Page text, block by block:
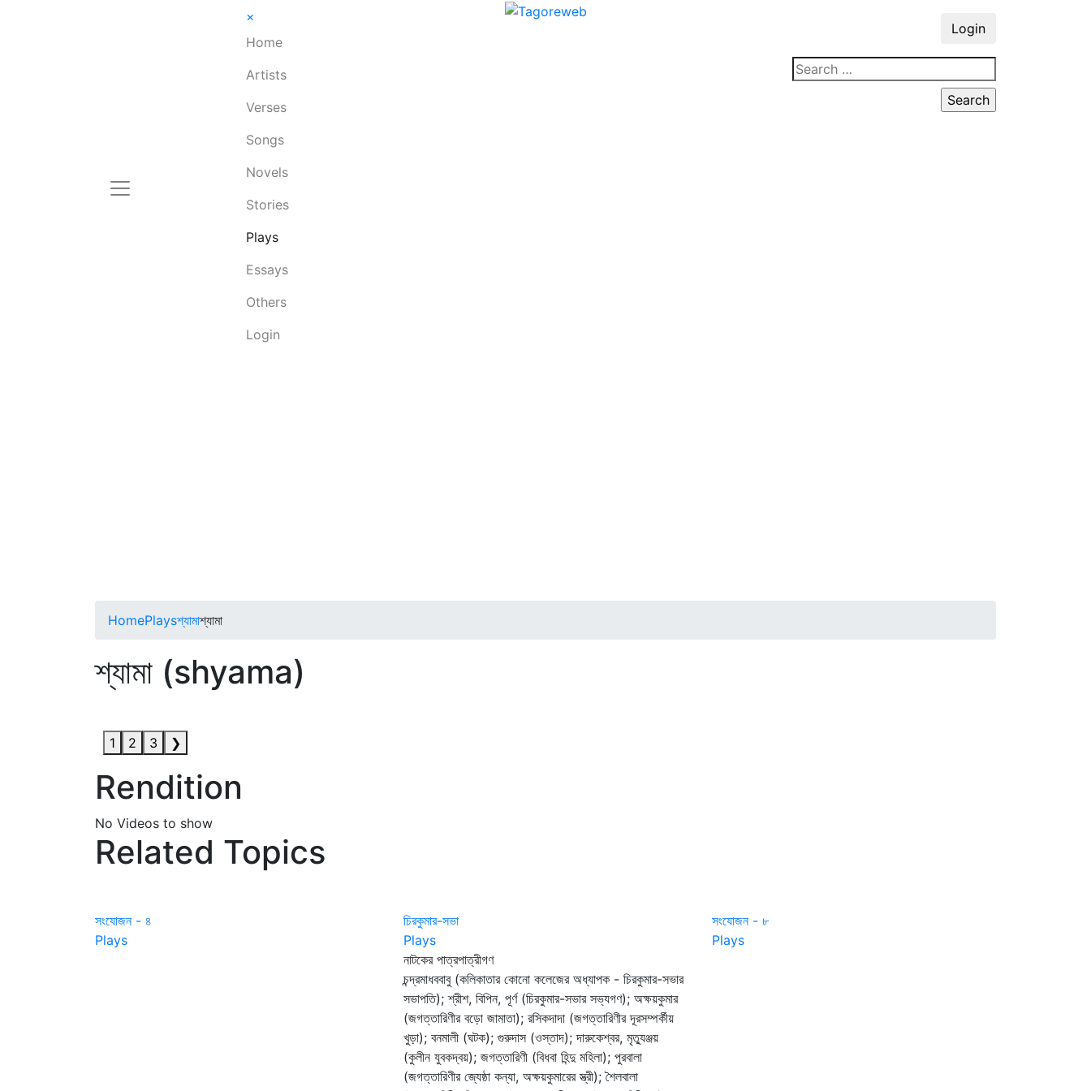
×
Home
Artists
Verses
Songs
Novels
Stories
Plays
Essays
Others
Login
Login
HomePlaysশ্যামাশ্যামা
শ্যামা (shyama)
1 2 3 ❯
Rendition
No Videos to show
Related Topics
সংযোজন - ৪
Plays
চিরকুমার-সভা
Plays
নাটকের পাত্রপাত্রীগণ
চন্দ্রমাধববাবু (কলিকাতার কোনো কলেজের অধ্যাপক - চিরকুমার-সভার
সভাপতি); শ্রীশ, বিপিন, পূর্ণ (চিরকুমার-সভার সভ্যগণ); অক্ষয়কুমার
(জগত্তারিণীর বড়ো জামাতা); রসিকদাদা (জগত্তারিণীর দূরসম্পর্কীয়
খুড়া); বনমালী (ঘটক); গুরুদাস (ওস্তাদ); দারুকেশ্বর, মৃত্যুঞ্জয়
(কুলীন যুবকদ্বয়); জগত্তারিণী (বিধবা হিন্দু মহিলা); পুরবালা
(জগত্তারিণীর জ্যেষ্ঠা কন্যা, অক্ষয়কুমারের স্ত্রী); শৈলবালা
সংযোজন - ৮
Plays